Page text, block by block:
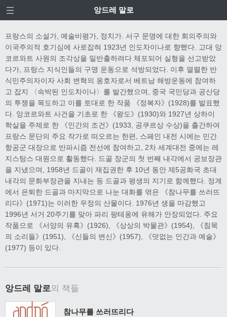
앙드레 말로
프랑스의 소설가, 예술비평가, 정치가. 서구 문명에 대한 회의주의와
이국주의적 호기심에 사로잡혀 1923년 인도차이나로 향했다. 고대 앙
코르와트 사원의 조각상을 밀반출하려다 체포되어 실형을 선고받았
다가, 프랑스 지식인들의 구명 운동으로 석방되었다. 이후 열렬한 반
식민주의자이자 사회 변혁의 옹호자로서 베트남 해방운동에 참여하
고 잡지 〈속박된 인도차이나〉를 발간했으며, 중국 국민당과 공산당
의 투쟁을 목도하고 이를 토대로 한 작품 《정복자》(1928)를 발표했
다. 앙코르와트 사건을 기초로 한 《왕도》(1930)와 1927년 상하이
학살을 주제로 한 《인간의 조건》(1933, 공쿠르상 수상)을 출간하여
프랑스 문단의 주요 작가로 떠오르는 한편, 스페인 내전 시에는 민간
항공군 대장으로 반파시즘 전선에 참여하고, 2차 세계대전 중에는 레
지스탕스 대원으로 활동했다. 드골 장군의 첫 번째 내각에서 공보장관
을 지냈으며, 1958년 드골이 재집권한 후 10년 동안 제5공화국 초대
내각의 문화부장관을 지내는 등 드골과 평생의 지기로 함께했다. 정계
에서 은퇴한 드골과 마지막으로 나눈 대화를 엮은 《참나무를 쓰러뜨
리다》(1971)는 이러한 우정의 산물이다. 1976년 생을 마감했고
1996년 서거 20주기를 맞아 파리 팡테옹에 유해가 안장되었다. 주요
작품으로 《서양의 유혹》(1926), 《상상의 박물관》(1954), 《침묵
의 소리들》(1951), 《신들의 변신》(1957), 《덧없는 인간과 예술》
(1977) 등이 있다.
앙드레 말로의 책들
참나무를 쓰러뜨리다